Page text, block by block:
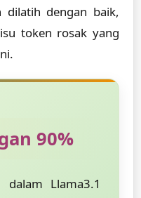
dilatih dengan baik,
token rosak yang
90%
dalam Llama3.1